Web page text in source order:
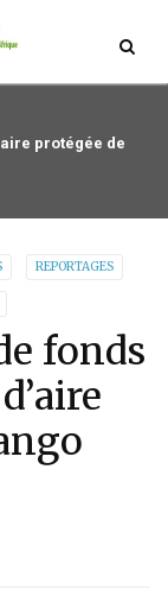
protégée de
REPORTAGES
fonds